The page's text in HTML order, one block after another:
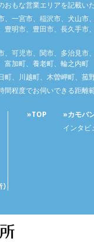
おもな営業エリアを記載い
一宮市、稲沢市、犬山
明市、豊田市、長久手
可児市、関市、多治見
富加町、養老町、輪之内町
町、川越町、木曽岬町、菰
間程度でお伺いできる距離
»TOP
»カモバ
インタビ